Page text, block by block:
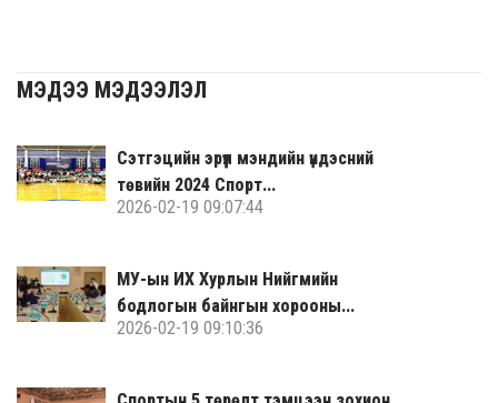
МЭДЭЭ МЭДЭЭЛЭЛ
Сэтгэцийн эрүүл мэндийн үндэсний
төвийн 2024 Спорт...
2026-02-19 09:07:44
МУ-ын ИХ Хурлын Нийгмийн
бодлогын байнгын хорооны...
2026-02-19 09:10:36